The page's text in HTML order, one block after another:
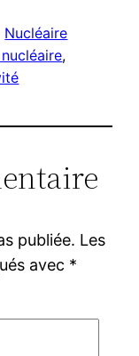
Nucléaire
publiée. Les
avec *